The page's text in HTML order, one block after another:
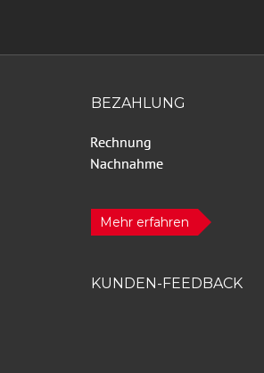
BEZAHLUNG
Mehr erfahren
KUNDEN-FEEDBACK